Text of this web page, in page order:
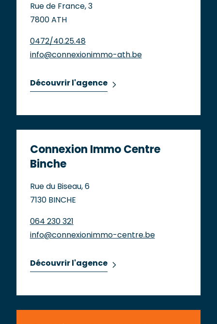
Rue de France, 3
7800 ATH
0472/40.25.48
info@connexionimmo-ath.be
Découvrir l'agence
Connexion Immo Centre
Binche
Rue du Biseau, 6
7130 BINCHE
064 230 321
info@connexionimmo-centre.be
Découvrir l'agence